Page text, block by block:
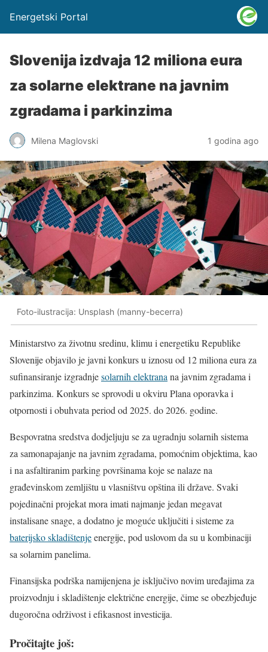
Energetski Portal
Slovenija izdvaja 12 miliona eura
za solarne elektrane na javnim
zgradama i parkinzima
Milena Maglovski 1 godina ago
Foto-ilustracija: Unsplash (manny-becerra)
Ministarstvo za životnu sredinu, klimu i energetiku Republike
Slovenije objavilo je javni konkurs u iznosu od 12 miliona eura za
sufinansiranje izgradnjesolarnih elektrana na javnim zgradama i
parkinzima. Konkurs se sprovodi u okviru Plana oporavka i
otpornosti i obuhvata period od 2025. do 2026. godine.
Bespovratna sredstva dodjeljuju se za ugradnju solarnih sistema
za samonapajanje na javnim zgradama, pomoćnim objektima, kao
i na asfaltiranim parking površinama koje se nalaze na
građevinskom zemljištu u vlasništvu opština ili države. Svaki
pojedinačni projekat mora imati najmanje jedan megavat
instalisane snage, a dodatno je moguće uključiti i sisteme za
baterijsko skladištenjeenergije, pod uslovom da su u kombinaciji
sa solarnim panelima.
Finansijska podrška namijenjena je isključivo novim uređajima za
proizvodnju i skladištenje električne energije, čime se obezbjeđuje
dugoročna održivost i efikasnost investicija.
Pročitajte još: